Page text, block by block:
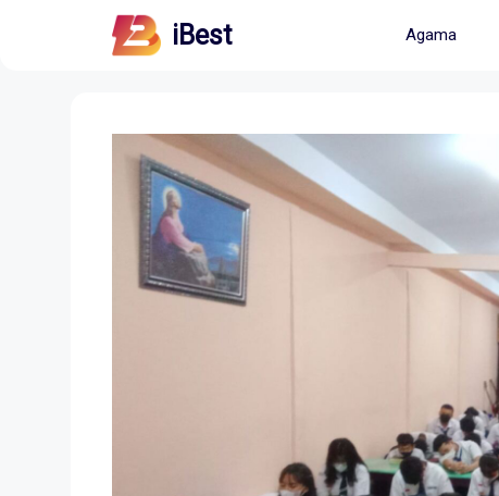
iBest Agama